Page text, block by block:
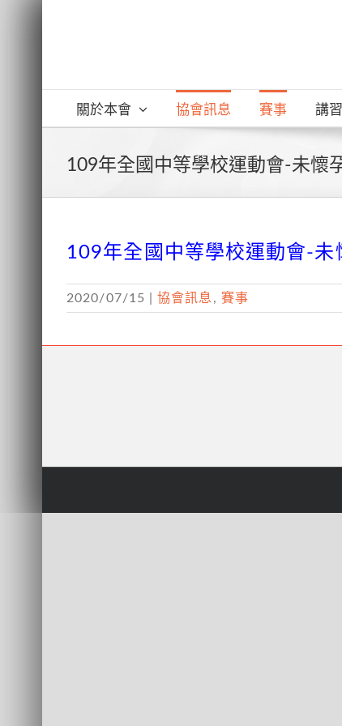
關於本會 協會訊息 賽事 講習
109年全國中等學校運動會-未懷
109年全國中等學校運動會-未
2020/07/15 協會訊息 , 賽事